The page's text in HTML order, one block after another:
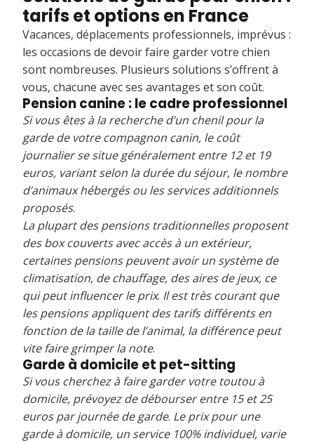
tarifs et options en France
Vacances, déplacements professionnels, imprévus :
les occasions de devoir faire garder votre chien
sont nombreuses. Plusieurs solutions s’offrent à
vous, chacune avec ses avantages et son coût.
Pension canine : le cadre professionnel
Si vous êtes à la recherche d’un chenil pour la
garde de votre compagnon canin, le coût
journalier se situe généralement entre 12 et 19
euros, variant selon la durée du séjour, le nombre
d’animaux hébergés ou les services additionnels
proposés.
La plupart des pensions traditionnelles proposent
des box couverts avec accès à un extérieur,
certaines pensions peuvent avoir un système de
climatisation, de chauffage, des aires de jeux, ce
qui peut influencer le prix. Il est très courant que
les pensions appliquent des tarifs différents en
fonction de la taille de l’animal, la différence peut
vite faire grimper la note.
Garde à domicile et pet-sitting
Si vous cherchez à faire garder votre toutou à
domicile, prévoyez de débourser entre 15 et 25
euros par journée de garde. Le prix pour une
garde à domicile, un service 100% individuel, varie